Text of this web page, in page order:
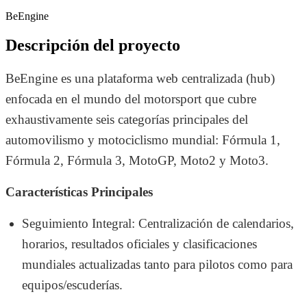
BeEngine
Descripción del proyecto
BeEngine es una plataforma web centralizada (hub)
enfocada en el mundo del motorsport que cubre
exhaustivamente seis categorías principales del
automovilismo y motociclismo mundial: Fórmula 1,
Fórmula 2, Fórmula 3, MotoGP, Moto2 y Moto3.
Características Principales
Seguimiento Integral: Centralización de calendarios,
horarios, resultados oficiales y clasificaciones
mundiales actualizadas tanto para pilotos como para
equipos/escuderías.